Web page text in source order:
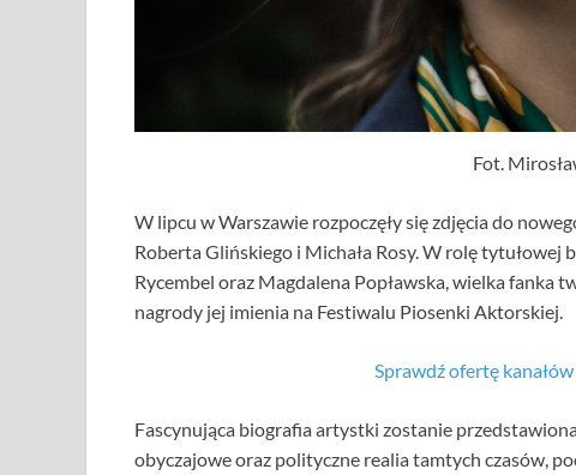
Fot.
W lipcu w Warszawie rozpoczęły się zdjęcia do
Roberta Glińskiego i Michała Rosy. W rolę tytułowej
Rycembel oraz Magdalena Popławska, wielka fanka
nagrody jej imienia na Festiwalu Piosenki Aktorskiej.
Sprawdź ofertę
Fascynująca biografia artystki zostanie
obyczajowe oraz polityczne realia tamtych czasów,